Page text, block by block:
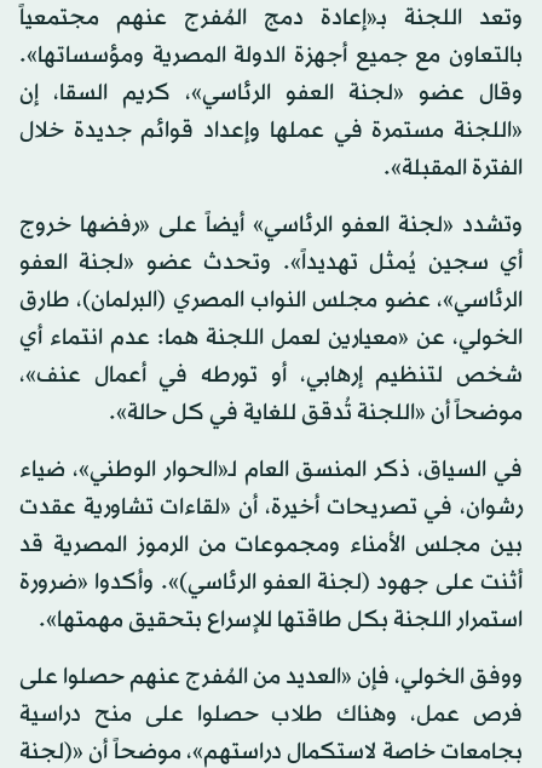
وتعد اللجنة بـ«إعادة دمج المُفرج عنهم مجتمعياً
بالتعاون مع جميع أجهزة الدولة المصرية ومؤسساتها».
وقال عضو «لجنة العفو الرئاسي»، كريم السقا، إن
«اللجنة مستمرة في عملها وإعداد قوائم جديدة خلال
الفترة المقبلة».
وتشدد «لجنة العفو الرئاسي» أيضاً على «رفضها خروج
أي سجين يُمثل تهديداً». وتحدث عضو «لجنة العفو
الرئاسي»، عضو مجلس النواب المصري (البرلمان)، طارق
الخولي، عن «معيارين لعمل اللجنة هما: عدم انتماء أي
شخص لتنظيم إرهابي، أو تورطه في أعمال عنف»،
موضحاً أن «اللجنة تُدقق للغاية في كل حالة».
في السياق، ذكر المنسق العام لـ«الحوار الوطني»، ضياء
رشوان، في تصريحات أخيرة، أن «لقاءات تشاورية عقدت
بين مجلس الأمناء ومجموعات من الرموز المصرية قد
أثنت على جهود (لجنة العفو الرئاسي)». وأكدوا «ضرورة
استمرار اللجنة بكل طاقتها للإسراع بتحقيق مهمتها».
ووفق الخولي، فإن «العديد من المُفرج عنهم حصلوا على
فرص عمل، وهناك طلاب حصلوا على منح دراسية
بجامعات خاصة لاستكمال دراستهم»، موضحاً أن «(لجنة